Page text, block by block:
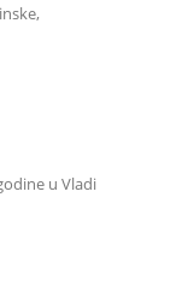
u Vladi